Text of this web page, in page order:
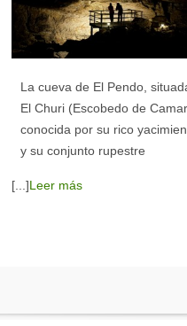
La cueva de El Pendo,
El Churi (Escobedo de
conocida por su rico
y su conjunto rupestre
[...]Leer más